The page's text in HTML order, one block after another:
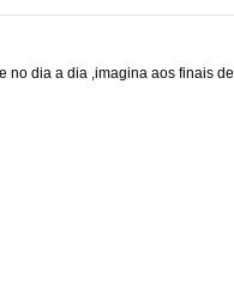
no dia a dia ,imagina aos finais de